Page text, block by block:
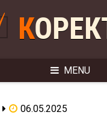
MENU
06.05.2025